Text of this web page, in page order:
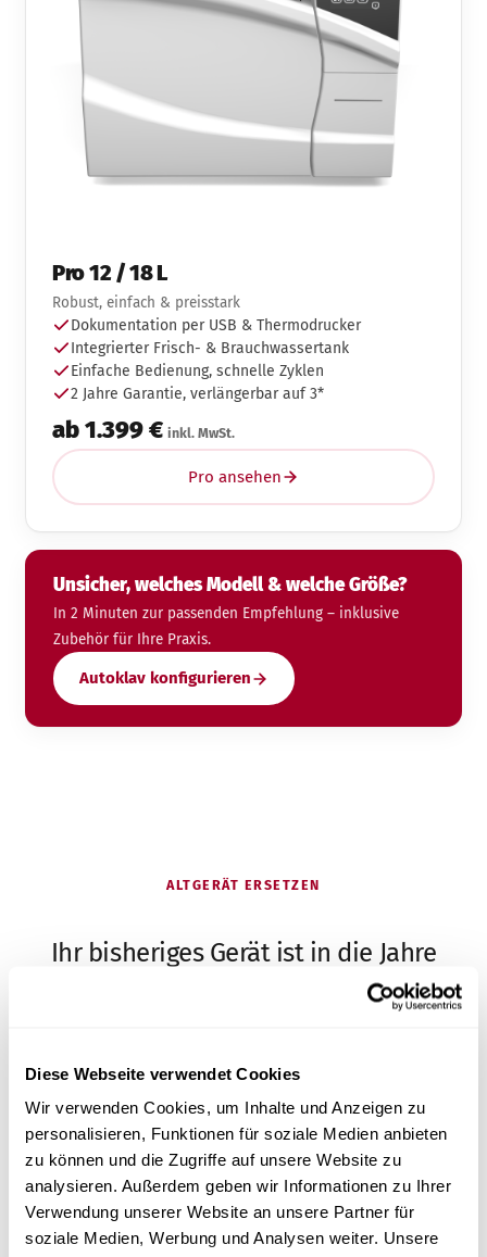
Diese Webseite verwendet Cookies
Wir verwenden Cookies, um Inhalte und Anzeigen zu
personalisieren, Funktionen für soziale Medien anbieten
zu können und die Zugriffe auf unsere Website zu
analysieren. Außerdem geben wir Informationen zu Ihrer
Verwendung unserer Website an unsere Partner für
soziale Medien, Werbung und Analysen weiter. Unsere
Pro 12 / 18 L
Robust, einfach & preisstark
Dokumentation per USB & Thermodrucker
Integrierter Frisch- & Brauchwassertank
Einfache Bedienung, schnelle Zyklen
2 Jahre Garantie, verlängerbar auf 3*
ab 1.399 € inkl. MwSt.
Pro ansehen
Unsicher, welches Modell & welche Größe?
In 2 Minuten zur passenden Empfehlung – inklusive
Zubehör für Ihre Praxis.
Autoklav konfigurieren
ALTGERÄT ERSETZEN
Ihr bisheriges Gerät ist in die Jahre
Die meisten Praxen kommen zu uns, weil sie ein
älteres Premium-Gerät ersetzen – und dabei nicht
auf Leistung verzichten, aber Service und Preis
verbessern wollen.
Umstieg beraten lassen